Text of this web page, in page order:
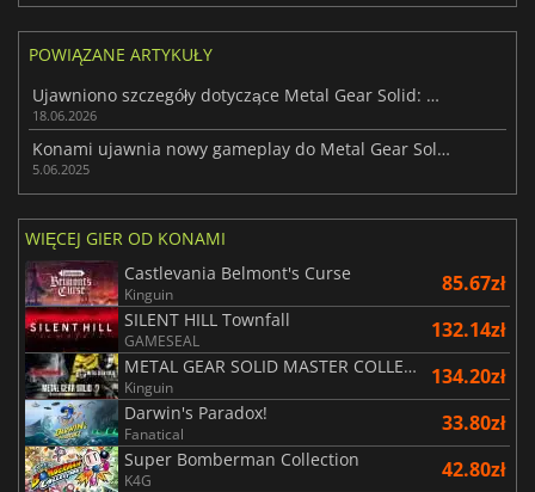
POWIĄZANE ARTYKUŁY
Ujawniono szczegóły dotyczące Metal Gear Solid: Master Collection Vol. 2
18.06.2026
Konami ujawnia nowy gameplay do Metal Gear Solid Δ: Snake Eater
5.06.2025
WIĘCEJ GIER OD KONAMI
Castlevania Belmont's Curse
Kinguin 85.67zł
SILENT HILL Townfall
GAMESEAL 132.14zł
METAL GEAR SOLID MASTER COLLECTION Vol.2
Kinguin 134.20zł
Darwin's Paradox!
Fanatical 33.80zł
Super Bomberman Collection
K4G 42.80zł